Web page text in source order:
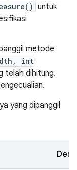
untuk
metode
int
telah dihitung.
yang dipanggil